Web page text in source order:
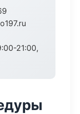
21:00,